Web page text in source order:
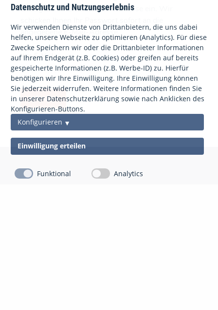
Bitte geben Sie Ihre E-Mail-Adresse ein. Wir
angegebene E-Mail-Adresse.
Ihre E-Mail
anfordern
Datenschutz und Nutzungserlebnis
Wir verwenden Dienste von Drittanbietern, die uns dabei
helfen, unsere Webseite zu optimieren (Analytics). Für diese
Zwecke Speichern wir oder die Drittanbieter Informationen
auf Ihrem Endgerät (z.B. Cookies) oder greifen auf bereits
gespeicherte Informationen (z.B. Werbe-ID) zu. Hierfür
benötigen wir Ihre Einwilligung. Ihre Einwilligung können
Sie jederzeit widerrufen. Weitere Informationen finden Sie
in unserer Datenschutzerklärung sowie nach Anklicken des
Konfigurieren-Buttons.
Konfigurieren
Einwilligung erteilen
Funktional Analytics